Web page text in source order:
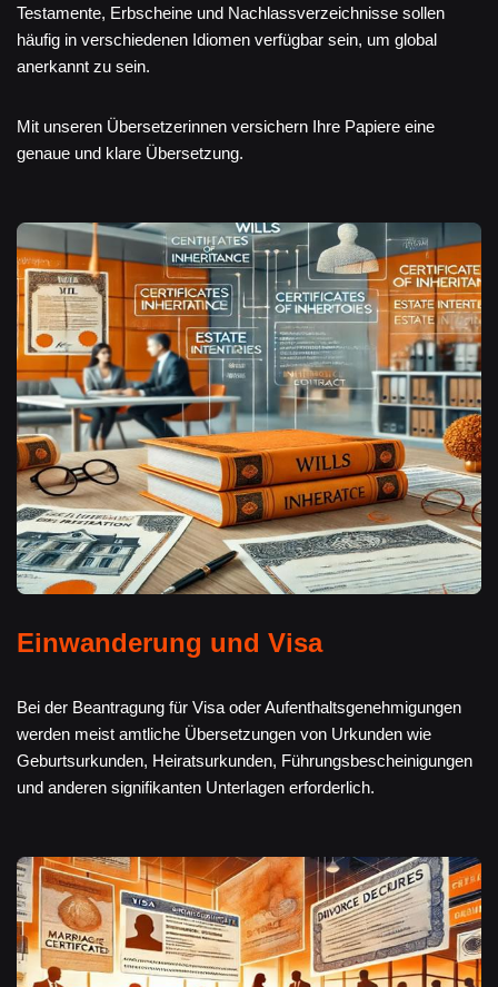
Testamente, Erbscheine und Nachlassverzeichnisse sollen
häufig in verschiedenen Idiomen verfügbar sein, um global
anerkannt zu sein.
Mit unseren Übersetzerinnen versichern Ihre Papiere eine
genaue und klare Übersetzung.
Einwanderung und Visa
Bei der Beantragung für Visa oder Aufenthaltsgenehmigungen
werden meist amtliche Übersetzungen von Urkunden wie
Geburtsurkunden, Heiratsurkunden, Führungsbescheinigungen
und anderen signifikanten Unterlagen erforderlich.